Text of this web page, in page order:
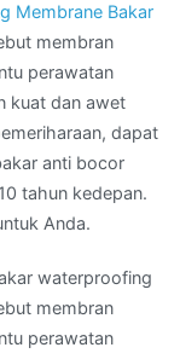
Membrane Bakar
membran
perawatan
kuat dan awet
dapat
anti bocor
tahun kedepan.
Anda.
waterproofing
membran
perawatan